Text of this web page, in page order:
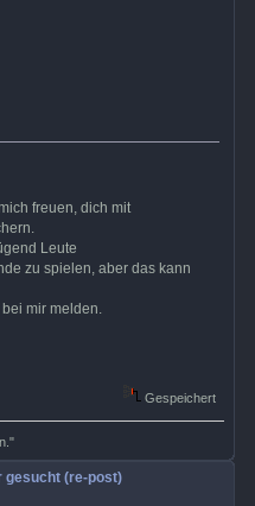
freuen, dich mit
Leute
zu spielen, aber das kann
mir melden.
Gespeichert
gesucht (re-post)